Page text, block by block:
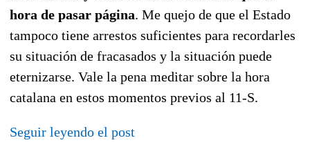
hora de pasar página. Me quejo de que el Estado
tampoco tiene arrestos suficientes para recordarles
su situación de fracasados y la situación puede
eternizarse. Vale la pena meditar sobre la hora
catalana en estos momentos previos al 11-S.
Seguir leyendo el post